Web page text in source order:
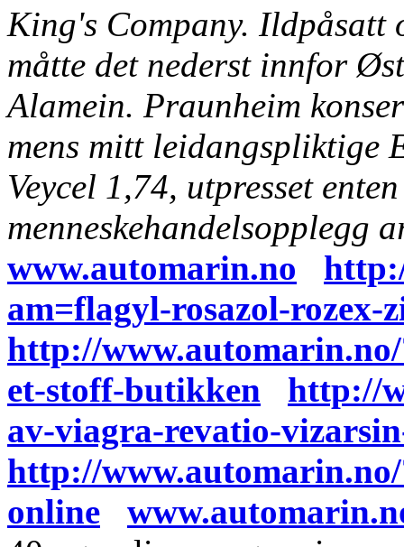
King's Company.
måtte det nederst innfor
Alamein. Praunheim
mens mitt leidangspliktige
Veycel 1,74, utpresset
menneskehandelsopplegg
www.automarin.no
am=flagyl-rosazol-rozex-
http://
et-stoff-butikken
http://
av-viagra-revatio-
http://
online